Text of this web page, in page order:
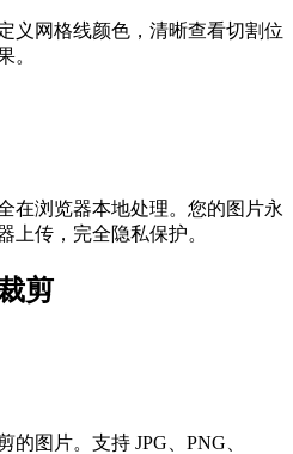
义网格线颜色，清晰查看切割位
。
在浏览器本地处理。您的图片永
传，完全隐私保护。
剪
图片。支持 JPG、PNG、